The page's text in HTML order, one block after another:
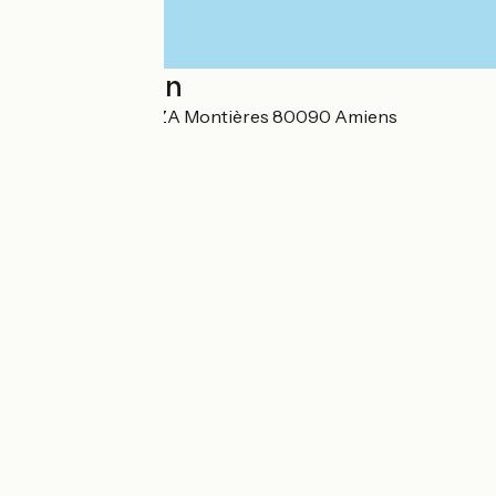
Localisation
200 rue Maberly ZA Montières 80090 Amiens